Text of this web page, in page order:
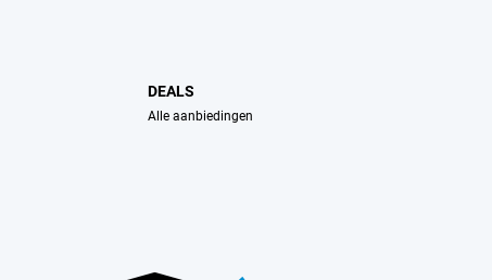
DEALS
Alle aanbiedingen